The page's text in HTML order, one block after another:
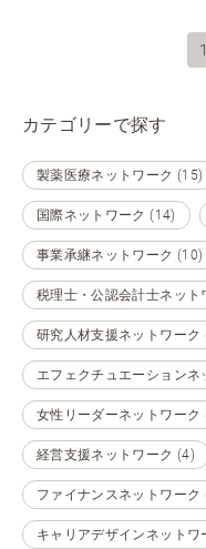
1
カテゴリーで探す
製薬医療ネットワーク (15)
国際ネットワーク (14)
事業承継ネットワーク (10)
税理士・公認会計士ネット
研究人材支援ネットワーク
エフェクチュエーションネ
女性リーダーネットワーク
経営支援ネットワーク (4)
ファイナンスネットワーク
キャリアデザインネットワ